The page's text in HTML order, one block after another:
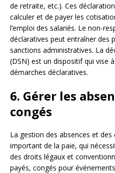
de retraite, etc.). Ces
calculer et de payer les
l’emploi des salariés. Le non-
déclaratives peut entraîner des
sanctions administratives. La
(DSN) est un dispositif qui vise
démarches déclaratives.
6. Gérer les
congés
La gestion des absences et
important de la paie, qui
des droits légaux et
payés, congés pour